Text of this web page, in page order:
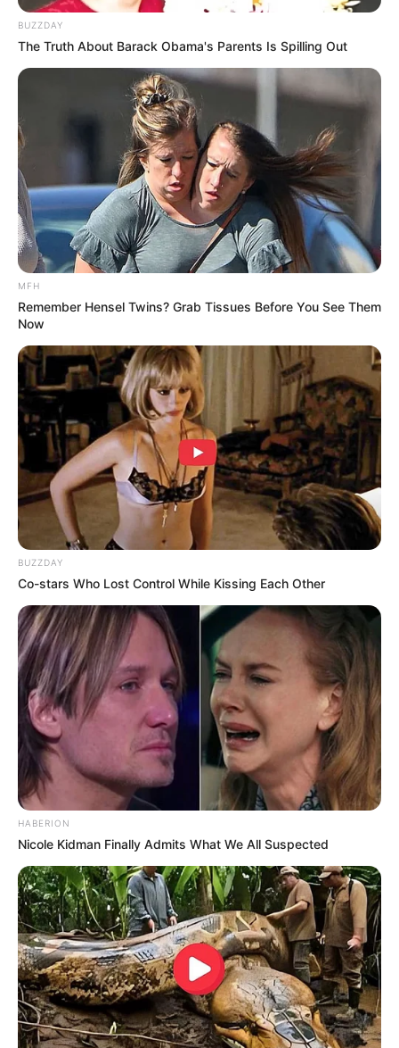
(foto: instagram/taskyanamya)
3. Jalani sesi pemotretan, ia tampak menawan
(foto: instagram/taskyanamya)
4. Tampil elegan dalam balutan busana serba hitam
BUZZDAY
The Truth About Barack Obama's Parents Is Spilling Out
MFH
Remember Hensel Twins? Grab Tissues Before You See Them
Now
BUZZDAY
Co-stars Who Lost Control While Kissing Each Other
HABERION
Nicole Kidman Finally Admits What We All Suspected